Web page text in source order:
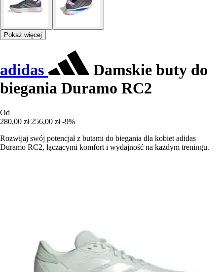
Pokaż więcej
adidas
Damskie buty do
biegania Duramo RC2
Od
280,00 zł 256,00 zł -9%
Rozwijaj swój potencjał z butami do biegania dla kobiet adidas
Duramo RC2, łączącymi komfort i wydajność na każdym treningu.